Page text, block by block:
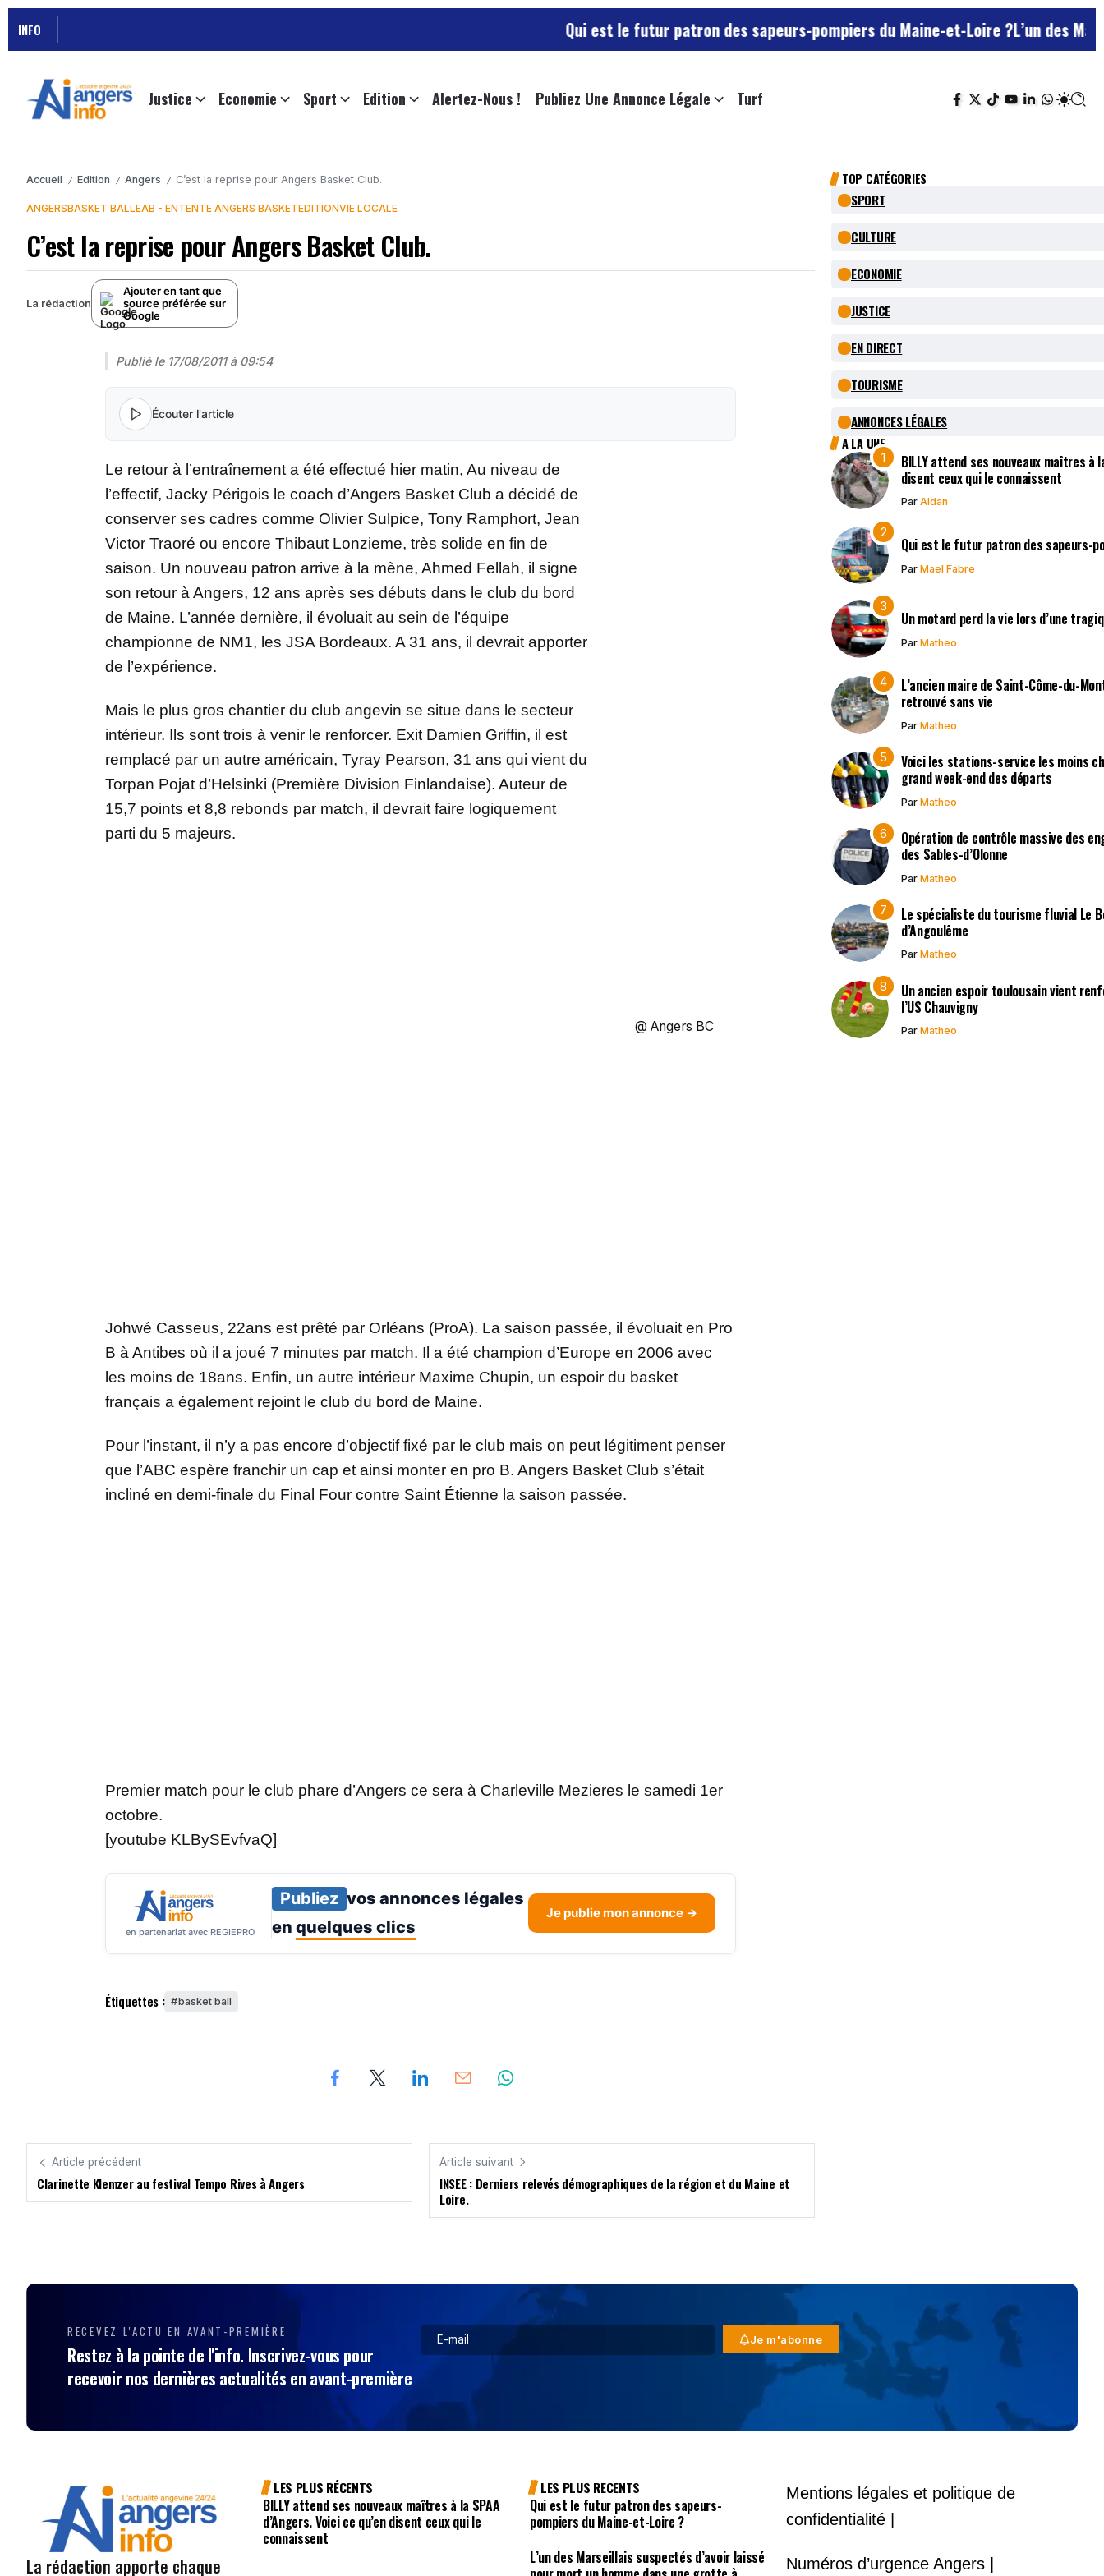
INFO Qui est le futur patron des sapeurs-pompiers du Maine-et-Loire ?L’un des Marseillais
Justice Economie Sport Edition Alertez-Nous ! Publiez Une Annonce Légale Turf
Accueil / Edition / Angers / C’est la reprise pour Angers Basket Club.
ANGERSBASKET BALLEAB - ENTENTE ANGERS BASKETEDITIONVIE LOCALE
C’est la reprise pour Angers Basket Club.
La rédaction
Ajouter en tant que
source préférée sur
Google
Publié le 17/08/2011 à 09:54
Écouter l'article
@ Angers BC
Le retour à l’entraînement a été effectué hier matin, Au niveau de
l’effectif, Jacky Périgois le coach d’Angers Basket Club a décidé de
conserver ses cadres comme Olivier Sulpice, Tony Ramphort, Jean
Victor Traoré ou encore Thibaut Lonzieme, très solide en fin de
saison. Un nouveau patron arrive à la mène, Ahmed Fellah, il signe
son retour à Angers, 12 ans après ses débuts dans le club du bord
de Maine. L’année dernière, il évoluait au sein de l’équipe
championne de NM1, les JSA Bordeaux. A 31 ans, il devrait apporter
de l’expérience.
Mais le plus gros chantier du club angevin se situe dans le secteur
intérieur. Ils sont trois à venir le renforcer. Exit Damien Griffin, il est
remplacé par un autre américain, Tyray Pearson, 31 ans qui vient du
Torpan Pojat d’Helsinki (Première Division Finlandaise). Auteur de
15,7 points et 8,8 rebonds par match, il devrait faire logiquement
parti du 5 majeurs.
Johwé Casseus, 22ans est prêté par Orléans (ProA). La saison passée, il évoluait en Pro
B à Antibes où il a joué 7 minutes par match. Il a été champion d’Europe en 2006 avec
les moins de 18ans. Enfin, un autre intérieur Maxime Chupin, un espoir du basket
français a également rejoint le club du bord de Maine.
Pour l’instant, il n’y a pas encore d’objectif fixé par le club mais on peut légitiment penser
que l’ABC espère franchir un cap et ainsi monter en pro B. Angers Basket Club s’était
incliné en demi-finale du Final Four contre Saint Étienne la saison passée.
Premier match pour le club phare d’Angers ce sera à Charleville Mezieres le samedi 1er
octobre.
[youtube KLBySEvfvaQ]
en partenariat avec REGIEPRO
Publiez vos annonces légales
en quelques clics
Je publie mon annonce →
Étiquettes : basket ball
Article précédent
Clarinette Klemzer au festival Tempo Rives à Angers
Article suivant
INSEE : Derniers relevés démographiques de la région et du Maine et
Loire.
TOP CATÉGORIES
SPORT
CULTURE
ECONOMIE
JUSTICE
EN DIRECT
TOURISME
ANNONCES LÉGALES
A LA UNE
BILLY attend ses nouveaux maîtres à
disent ceux qui le connaissent
Par Aidan
Qui est le futur patron des sapeurs-
Par Mael Fabre
Un motard perd la vie lors d’une
Par Matheo
L’ancien maire de Saint-Côme-du-
retrouvé sans vie
Par Matheo
Voici les stations-service les moins
grand week-end des départs
Par Matheo
Opération de contrôle massive des
des Sables-d’Olonne
Par Matheo
Le spécialiste du tourisme fluvial Le
d’Angoulême
Par Matheo
Un ancien espoir toulousain vient
l’US Chauvigny
Par Matheo
RECEVEZ L'ACTU EN AVANT-PREMIÈRE
Restez à la pointe de l'info. Inscrivez-vous pour
recevoir nos dernières actualités en avant-première
Je m'abonne
La rédaction apporte chaque
LES PLUS RÉCENTS
BILLY attend ses nouveaux maîtres à la SPAA
d’Angers. Voici ce qu’en disent ceux qui le
connaissent
LES PLUS RECENTS
Qui est le futur patron des sapeurs-
pompiers du Maine-et-Loire ?
L’un des Marseillais suspectés d’avoir laissé
Mentions légales et politique de
confidentialité |
Numéros d’urgence Angers |